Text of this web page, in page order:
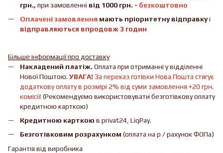
грн., при замовленні від 1000 грн. - безкоштовно
Оплачені замовлення мають пріоритетну відправкуі
відправляються впродовж 3 годин
Більше інформації про доставку
Накладений платіж. Оплата при отриманні у відділенні
Нової Поштою. УВАГА! За переказ готівки Нова Пошта стягує
додаткову оплату в розмірі 2% від суми замовлення +20 грн.
комісії! (Рекомендуємо використовувати безготівкову оплату
кредитною карткою)
Кредитною карткою в privat24, LiqPay.
Безготівковим розрахунком (оплата на р / рахунок ФОПа)
Гарантія від виробника